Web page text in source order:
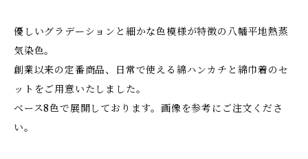
優しいグラデーションと細かな色模様が特徴の八幡平地熱蒸
気染色。
創業以来の定番商品、日常で使える綿ハンカチと綿巾着のセ
ットをご用意いたしました。
ベース8色で展開しております。画像を参考にご注文くださ
い。